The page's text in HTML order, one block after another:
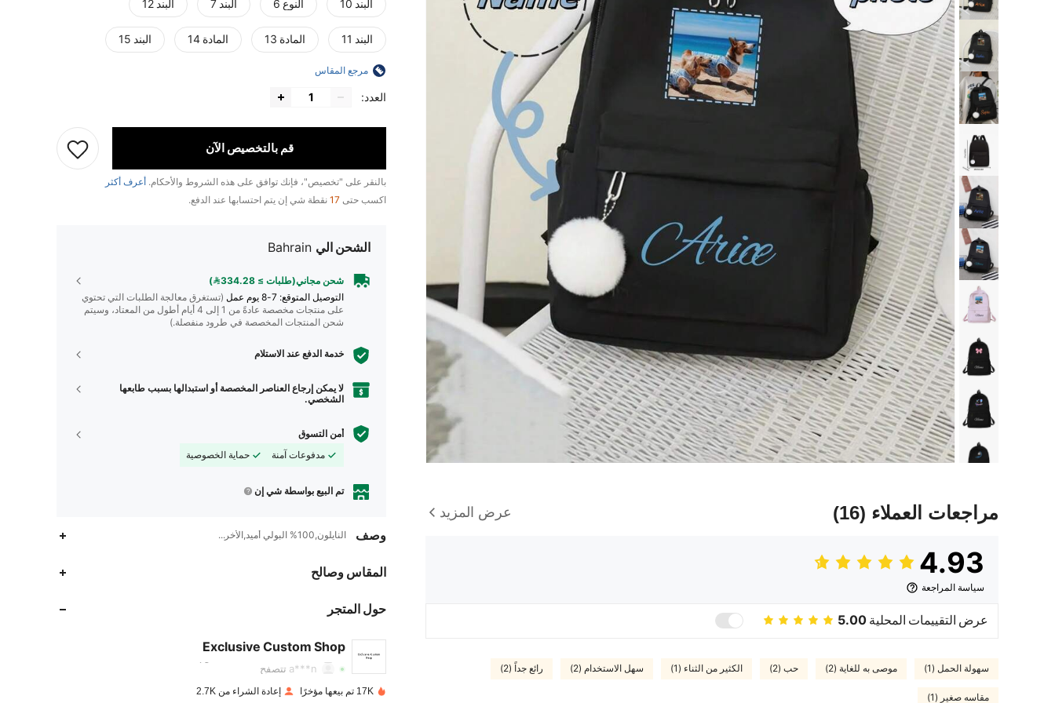
مراجعات العملاء (16) عرض المزيد
4.93
سياسة المراجعة
عرض التقييمات المحلية 5.00
سهولة الحمل (1) موصى به للغاية (2) حب (2) الكثير من الثناء (1) سهل الاستخدام (2) رائع جداً (2)
مقاسه صغير (1)
البند 10 النوع 6 البند 7 البند 12
البند 11 المادة 13 المادة 14 البند 15
مرجع المقاس
العدد:
قم بالتخصيص الآن
بالنقر على "تخصيص"، فإنك توافق على هذه الشروط والأحكام. أعرف أكثر
اكسب حتى 17 نقطة شي إن يتم احتسابها عند الدفع.
الشحن الي Bahrain
شحن مجاني(طلبات ≥ 334.28)
التوصيل المتوقع: 7-8 يوم عمل
(تستغرق معالجة الطلبات التي تحتوي
على منتجات مخصصة عادةً من 1 إلى 4 أيام أطول من المعتاد، وسيتم
شحن المنتجات المخصصة في طرود منفصلة.)
خدمة الدفع عند الاستلام
لا يمكن إرجاع العناصر المخصصة أو استبدالها بسبب طابعها
الشخصي.
أمن التسوق
مدفوعات آمنة
حماية الخصوصية
تم البيع بواسطة شي إن
وصف النايلون,100% البولي أميد,الأخرى
المقاس وصالح
حول المتجر
Exclusive Custom Shop
تمت متابعة
a***n تتصفح
17K تم بيعها مؤخرًا إعادة الشراء من 2.7K